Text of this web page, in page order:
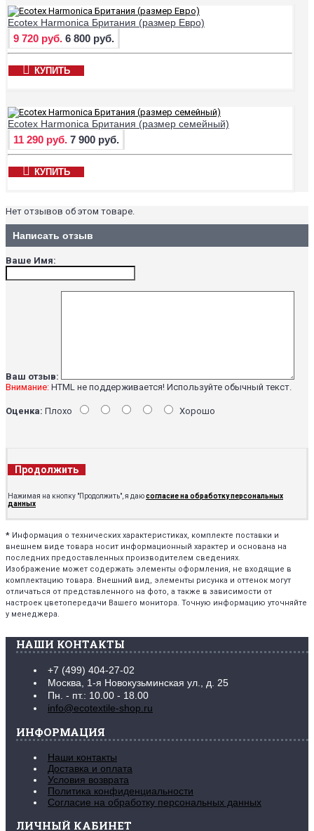
Ecotex Harmonica Британия (размер Евро)
9 720 руб. 6 800 руб.
КУПИТЬ
Ecotex Harmonica Британия (размер семейный)
11 290 руб. 7 900 руб.
КУПИТЬ
Нет отзывов об этом товаре.
Написать отзыв
Ваше Имя:
Ваш отзыв:
Внимание: HTML не поддерживается! Используйте обычный текст.
Оценка: Плохо Хорошо
Продолжить
Нажимая на кнопку "Продолжить", я даюсогласие на обработку персональных
данных
* Информация о технических характеристиках, комплекте поставки и
внешнем виде товара носит информационный характер и основана на
последних предоставленных производителем сведениях.
Изображение может содержать элементы оформления, не входящие в
комплектацию товара. Внешний вид, элементы рисунка и оттенок могут
отличаться от представленного на фото, а также в зависимости от
настроек цветопередачи Вашего монитора. Точную информацию уточняйте
у менеджера.
НАШИ КОНТАКТЫ
+7 (499) 404-27-02
Москва, 1-я Новокузьминская ул., д. 25
Пн. - пт.: 10.00 - 18.00
info@ecotextile-shop.ru
ИНФОРМАЦИЯ
Наши контакты
Доставка и оплата
Условия возврата
Политика конфиденциальности
Согласие на обработку персональных данных
ЛИЧНЫЙ КАБИНЕТ